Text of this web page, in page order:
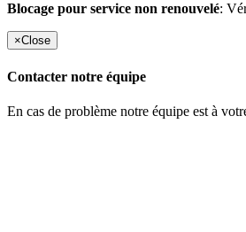
Blocage pour service non renouvelé:
×Close
Contacter notre équipe
En cas de problème notre équipe est à